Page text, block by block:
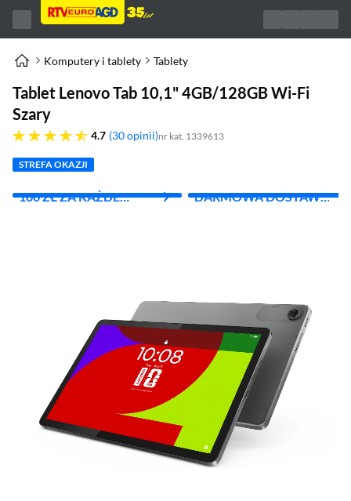
Komputery i tablety Tablety
Tablet Lenovo Tab 10,1" 4GB/128GB Wi-Fi
Szary
4.7
4.7 gwiazdek 30 opinii nr kat. 1339613
STREFA OKAZJI
100 ZŁ ZA KAŻDE
DARMOWA DOSTAWA